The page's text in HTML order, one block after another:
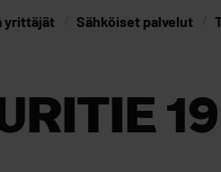
yrittäjät Sähköiset palvelut
19